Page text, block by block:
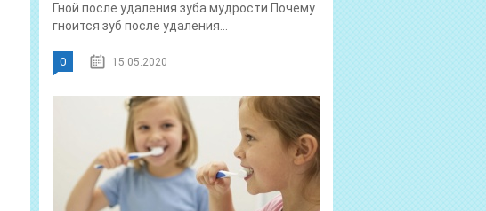
Гной после удаления зуба мудрости Почему
гноится зуб после удаления...
0 15.05.2020